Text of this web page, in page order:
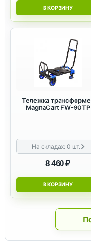
В КОРЗИНУ
Тележка
MagnaCart FW-90TP
На складах:0 шт.
8 460 ₽
В КОРЗИНУ